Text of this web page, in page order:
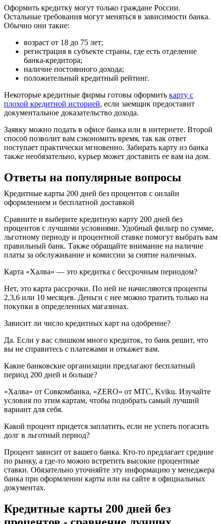
Оформить кредитку могут только граждане России.
Остальные требования могут меняться в зависимости банка.
Обычно они такие:
возраст от 18 до 75 лет;
регистрация в субъекте страны, где есть отделение
банка-кредитора;
наличие постоянного дохода;
положительный кредитный рейтинг.
Некоторые кредитные фирмы готовы оформить карту с
плохой кредитной историей, если заемщик предоставит
документальное доказательство дохода.
Заявку можно подать в офисе банка или в интернете. Второй
способ позволит вам сэкономить время, так как ответ
поступает практически мгновенно. Забирать карту из банка
также необязательно, курьер может доставить ее вам на дом.
Ответы на популярные вопросы
Кредитные карты 200 дней без процентов с онлайн
оформлением и бесплатной доставкой
Сравните и выберите кредитную карту 200 дней без
процентов с лучшими условиями. Удобный фильтр по сумме,
льготному периоду и процентной ставке помогут выбрать вам
правильный банк. Также обращайте внимание на наличие
платы за обслуживание и комиссии за снятие наличных.
Карта «Халва» — это кредитка с бессрочным периодом?
Нет, это карта рассрочки. По ней не начисляются проценты
2,3,6 или 10 месяцев. Деньги с нее можно тратить только на
покупки в определенных магазинах.
Зависит ли число кредитных карт на одобрение?
Да. Если у вас слишком много кредиток, то банк решит, что
вы не справитесь с платежами и откажет вам.
Какие банковские организации предлагают бесплатный
период 200 дней и больше?
«Халва» от Совкомбанка, «ZERO» от МТС, Kviku. Изучайте
условия по этим картам, чтобы подобрать самый лучший
вариант для себя.
Какой процент придется заплатить, если не успеть погасить
долг в льготный период?
Процент зависит от вашего банка. Кто-то предлагает средние
по рынку, а где-то можно встретить высокие процентные
ставки. Обязательно уточняйте эту информацию у менеджера
банка при оформлении карты или на сайте в официальных
документах.
Кредитные карты 200 дней без